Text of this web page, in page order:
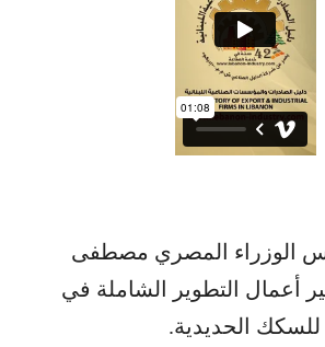
الوزراء المصري مصطفى
أعمال التطوير الشاملة في
الحديدية.